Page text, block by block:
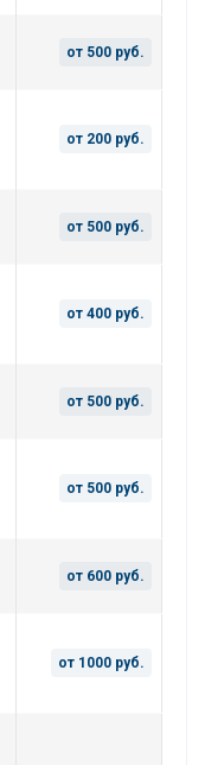
от 500 руб.
от 200 руб.
от 500 руб.
от 400 руб.
от 500 руб.
от 500 руб.
от 600 руб.
от 1000 руб.